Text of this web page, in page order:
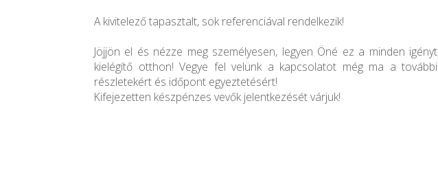
A kivitelező tapasztalt, sok referenciával rendelkezik!
Jöjjön el és nézze meg személyesen, legyen Öné ez a minden igényt
kielégítő otthon! Vegye fel velünk a kapcsolatot még ma a további
részletekért és időpont egyeztetésért!
Kifejezetten készpénzes vevők jelentkezését várjuk!